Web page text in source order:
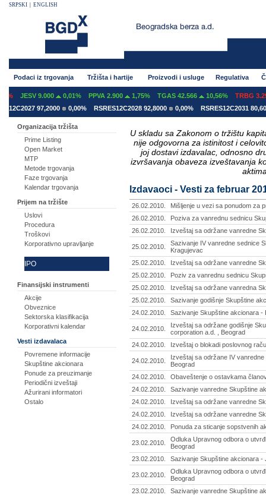
SRPSKI ENGLISH
Podaci iz trgovanja Tržišta i hartije Proizvodi i usluge Regulativa
JESV 9.000 0,01% PPVA 2.900 1,75% TGAS 42.566 10,56% TRBG 3.293
97,2000
0,00% RSRES12C2028 92,8000 0,00% RSRES12C2031 80,6000
Organizacija tržišta
Prime Listing
Open Market
MTP
Metode trgovanja
Faze trgovanja
Kalendar trgovanja
Prijem na tržište
Uslovi
Procedura
Troškovi
Korporativno upravljanje
IPO
Finansijski instrumenti
Akcije
Obveznice
Sektorska klasifikacija
Korporativni kalendar
Vesti izdavalaca
Povremene informacije
Skupštine akcionara
Ponude za preuzimanje
Periodični izveštaji
Ažurirani informatori
Ostalo
U skladu sa Zakonom o tržištu
nije odgovorna za istinitost i
joj dostavi izdavalac, odnosno
izvršavanja obaveza izveštavanja
Izdavaoci - Vesti za februar
26.02.2010.
Mišljenje u vezi sa ponudom za
26.02.2010.
Poziva za vanrednu sednicu
26.02.2010.
Izveštaj sa održane vanredne
25.02.2010.
Sazivanje IV vanredne sednice
Kragujevac
25.02.2010.
Izveštaj sa održane vanredne
25.02.2010.
Poziv za vanrednu sednicu
25.02.2010.
Izveštaj sa održane vanredna
25.02.2010.
Sazivanje godišnje Skupštine
24.02.2010.
Sazivanje Skupštine akcionara -
24.02.2010.
Izveštaj sa održane godišnje
corporation a.d. , Beograd
24.02.2010.
Izveštaj o blokadi poslovnog
24.02.2010.
Izveštaj sa održane IV
Beograd
24.02.2010.
Obaveštenje o ostavkama
24.02.2010.
Sazivanje vanredne Skupštine
24.02.2010.
Izveštaj sa održane vanredne
24.02.2010.
Izveštaj sa održane vanredne
24.02.2010.
Ponuda za sticanje sopstvenih
23.02.2010.
Odluka Upravnog odbora o
Beograd
23.02.2010.
Sazivanje Skupštine akcionara -
23.02.2010.
Odluka Upravnog odbora o
Beograd
23.02.2010.
Sazivanje vanredne Skupštine